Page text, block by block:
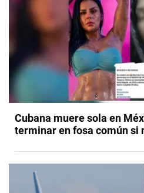
Cubana muere sola en
terminar en fosa común si